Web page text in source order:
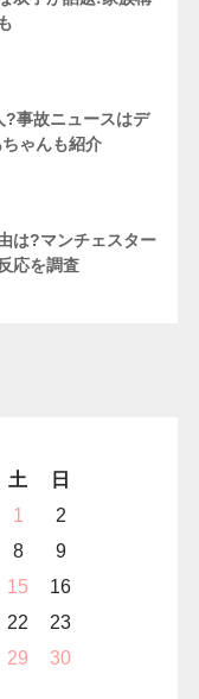
?事故ニュースはデ
ゃんも紹介
は?マンチェスター
応を調査
土
日
1
2
8
9
15
16
22
23
29
30